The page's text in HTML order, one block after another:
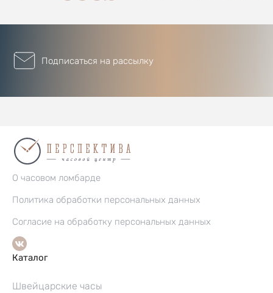
Подписаться на рассылку
О часовом ломбарде
Политика обработки персональных данных
Согласие на обработку персональных данных
Каталог
Швейцарские часы